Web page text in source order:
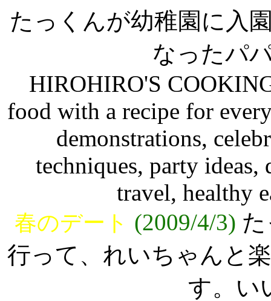
たっくんが幼稚園に入
なったパ
HIROHIRO'S
food with a recipe for
demonstrations,
techniques, party
travel, healthy
春のデート (2009/4/3)
行って、れいちゃんと
す。い